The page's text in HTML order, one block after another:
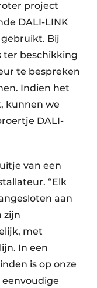
project
DALI-LINK
Bij
ter beschikking
te bespreken
Indien het
kunnen we
DALI-
van een
“Elk
aan
zijn
met
In een
is op onze